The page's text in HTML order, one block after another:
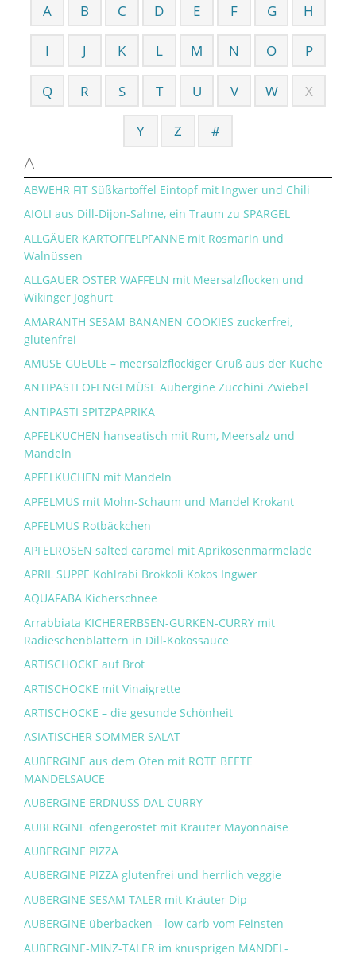
A B C D E F G H
I J K L M N O P
Q R S T U V W X
Y Z #
A
ABWEHR FIT Süßkartoffel Eintopf mit Ingwer und Chili
AIOLI aus Dill-Dijon-Sahne, ein Traum zu SPARGEL
ALLGÄUER KARTOFFELPFANNE mit Rosmarin und
Walnüssen
ALLGÄUER OSTER WAFFELN mit Meersalzflocken und
Wikinger Joghurt
AMARANTH SESAM BANANEN COOKIES zuckerfrei,
glutenfrei
AMUSE GUEULE – meersalzflockiger Gruß aus der Küche
ANTIPASTI OFENGEMÜSE Aubergine Zucchini Zwiebel
ANTIPASTI SPITZPAPRIKA
APFELKUCHEN hanseatisch mit Rum, Meersalz und
Mandeln
APFELKUCHEN mit Mandeln
APFELMUS mit Mohn-Schaum und Mandel Krokant
APFELMUS Rotbäckchen
APFELROSEN salted caramel mit Aprikosenmarmelade
APRIL SUPPE Kohlrabi Brokkoli Kokos Ingwer
AQUAFABA Kicherschnee
Arrabbiata KICHERERBSEN-GURKEN-CURRY mit
Radieschenblättern in Dill-Kokossauce
ARTISCHOCKE auf Brot
ARTISCHOCKE mit Vinaigrette
ARTISCHOCKE – die gesunde Schönheit
ASIATISCHER SOMMER SALAT
AUBERGINE aus dem Ofen mit ROTE BEETE
MANDELSAUCE
AUBERGINE ERDNUSS DAL CURRY
AUBERGINE ofengeröstet mit Kräuter Mayonnaise
AUBERGINE PIZZA
AUBERGINE PIZZA glutenfrei und herrlich veggie
AUBERGINE SESAM TALER mit Kräuter Dip
AUBERGINE überbacken – low carb vom Feinsten
AUBERGINE-MINZ-TALER im knusprigen MANDEL-